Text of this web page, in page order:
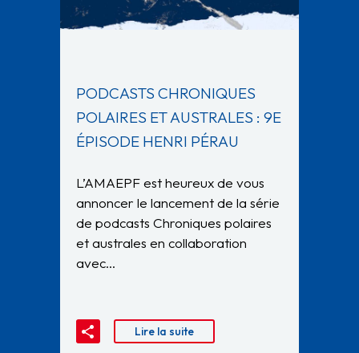
PODCASTS CHRONIQUES
POLAIRES ET AUSTRALES : 9E
ÉPISODE HENRI PÉRAU
L’AMAEPF est heureux de vous
annoncer le lancement de la série
de podcasts Chroniques polaires
et australes en collaboration
avec…
Lire la suite